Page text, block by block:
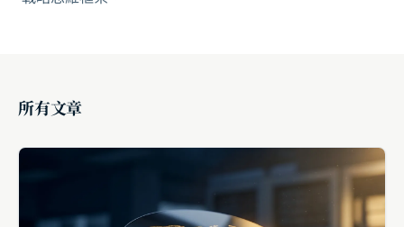
所有文章